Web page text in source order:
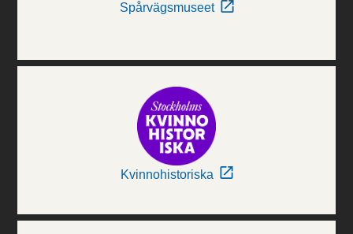
Spårvägsmuseet
Kvinnohistoriska